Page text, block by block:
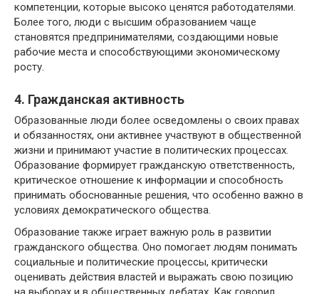
компетенции, которые высоко ценятся работодателями.
Более того, люди с высшим образованием чаще
становятся предпринимателями, создающими новые
рабочие места и способствующими экономическому
росту.
4. Гражданская активность
Образованные люди более осведомлены о своих правах
и обязанностях, они активнее участвуют в общественной
жизни и принимают участие в политических процессах.
Образование формирует гражданскую ответственность,
критическое отношение к информации и способность
принимать обоснованные решения, что особенно важно в
условиях демократического общества.
Образование также играет важную роль в развитии
гражданского общества. Оно помогает людям понимать
социальные и политические процессы, критически
оценивать действия властей и выражать свою позицию